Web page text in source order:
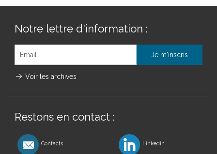
Notre lettre d'information :
Voir les archives
Restons en contact :
Contacts Linkedin